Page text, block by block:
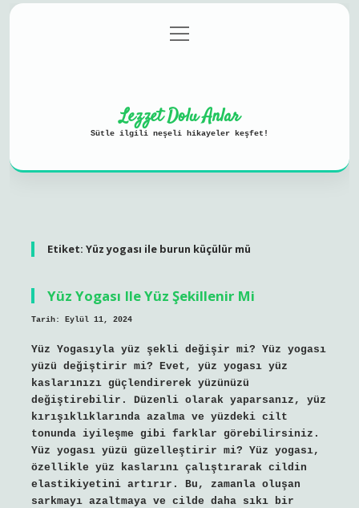
Gizlilik Politikası
menüyü
aç
Lezzet Dolu Anlar
Sütle ilgili neşeli hikayeler keşfet!
Etiket: Yüz yogası ile burun küçülür mü
Yüz Yogası Ile Yüz Şekillenir Mi
Tarih: Eylül 11, 2024
Yüz Yogasıyla yüz şekli değişir mi? Yüz yogası
yüzü değiştirir mi? Evet, yüz yogası yüz
kaslarınızı güçlendirerek yüzünüzü
değiştirebilir. Düzenli olarak yaparsanız, yüz
kırışıklıklarında azalma ve yüzdeki cilt
tonunda iyileşme gibi farklar görebilirsiniz.
Yüz yogası yüzü güzelleştirir mi? Yüz yogası,
özellikle yüz kaslarını çalıştırarak cildin
elastikiyetini artırır. Bu, zamanla oluşan
sarkmayı azaltmaya ve cilde daha sıkı bir